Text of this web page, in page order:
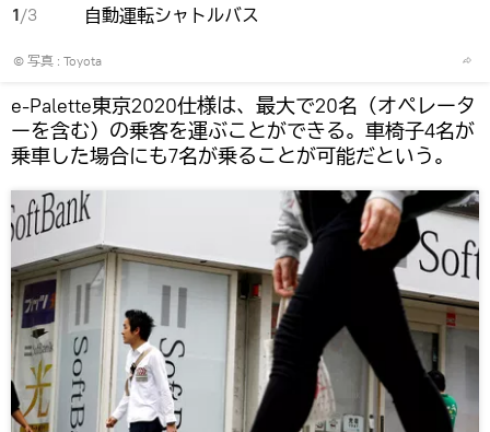
1/3
© 写真 : Toyota
自動運転シャトルバス
e-Palette東京2020仕様は、最大で20名（オペレータ
ーを含む）の乗客を運ぶことができる。車椅子4名が
乗車した場合にも7名が乗ることが可能だという。